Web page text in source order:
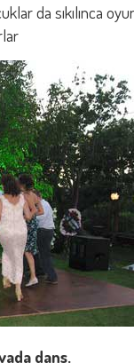
da sıkılınca
dans.